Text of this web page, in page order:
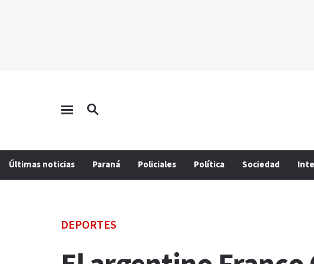
Últimas noticias Paraná Policiales Política Sociedad
DEPORTES